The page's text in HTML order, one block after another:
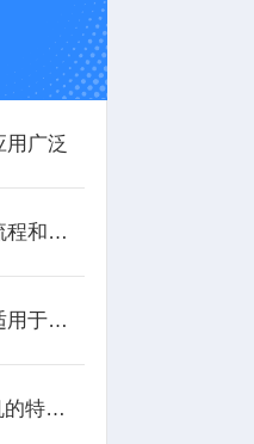
用广泛
离心喷雾干燥设备工作流程和维护注意事项
冷凝喷雾造粒机：广泛适用于多种物料
GFL系列沸腾制粒干燥机的特性与优势